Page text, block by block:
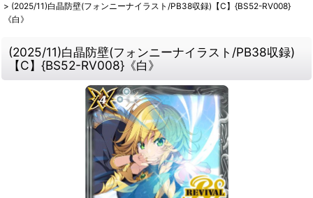
> (2025/11)白晶防壁(フォンニーナイラスト/PB38収録)【C】{BS52-RV008}
《白》
(2025/11)白晶防壁(フォンニーナイラスト/PB38収録)
【C】{BS52-RV008}《白》